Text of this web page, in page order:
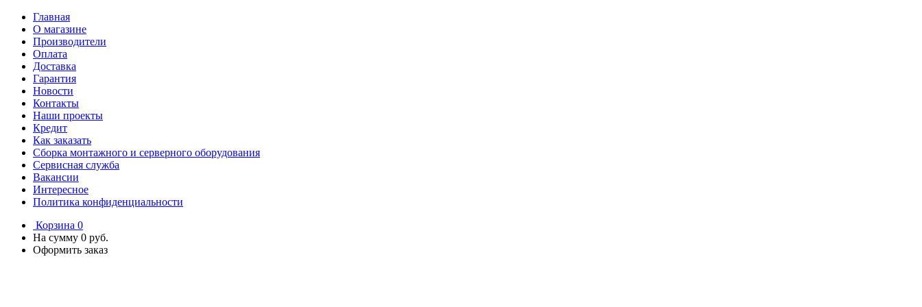
Главная
О магазине
Производители
Оплата
Доставка
Гарантия
Новости
Контакты
Наши проекты
Кредит
Как заказать
Сборка монтажного и серверного оборудования
Сервисная служба
Вакансии
Интересное
Политика конфиденциальности
Корзина 0
На сумму 0 руб.
Оформить заказ